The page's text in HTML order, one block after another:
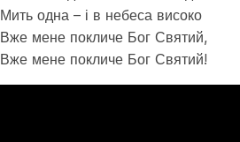
Мить одна – і в небеса високо
Вже мене покличе Бог Святий,
Вже мене покличе Бог Святий!